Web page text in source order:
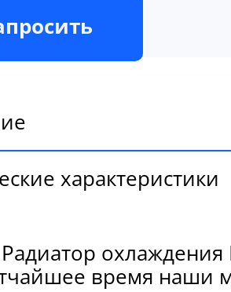
характеристики
время наши